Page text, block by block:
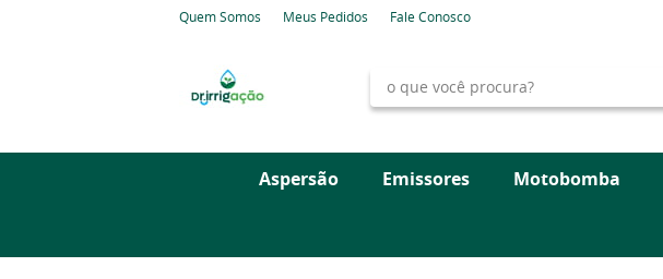
Quem Somos Meus Pedidos Fale Conosco
Aspersão Emissores Motobomba